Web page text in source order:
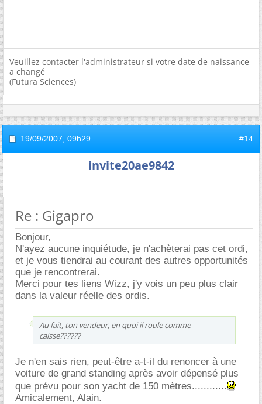
Veuillez contacter l'administrateur si votre date de naissance
a changé
(Futura Sciences)
19/09/2007, 09h29 #14
invite20ae9842
Re : Gigapro
Bonjour,
N'ayez aucune inquiétude, je n'achèterai pas cet ordi,
et je vous tiendrai au courant des autres opportunités
que je rencontrerai.
Merci pour tes liens Wizz, j'y vois un peu plus clair
dans la valeur réelle des ordis.
Au fait, ton vendeur, en quoi il roule comme
caisse??????
Je n'en sais rien, peut-être a-t-il du renoncer à une
voiture de grand standing après avoir dépensé plus
que prévu pour son yacht de 150 mètres............
Amicalement, Alain.